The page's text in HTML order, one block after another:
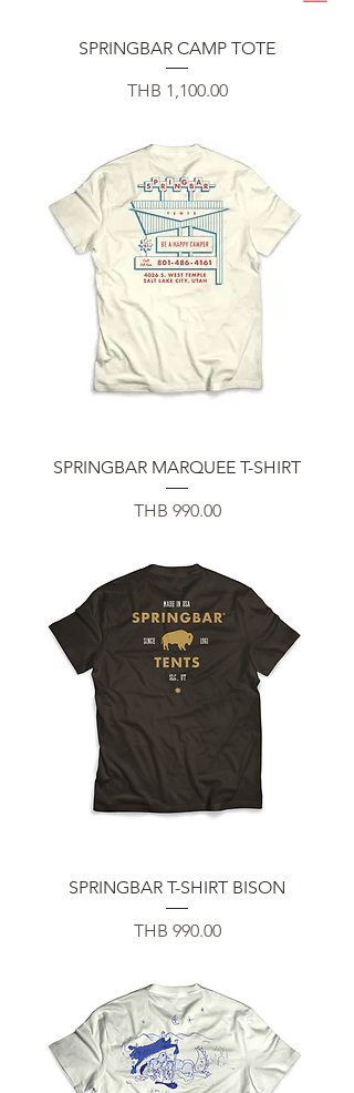
SPRINGBAR CAMP TOTE
Price
THB 1,100.00
SPRINGBAR MARQUEE T-SHIRT
Price
THB 990.00
SPRINGBAR T-SHIRT BISON
Price
THB 990.00